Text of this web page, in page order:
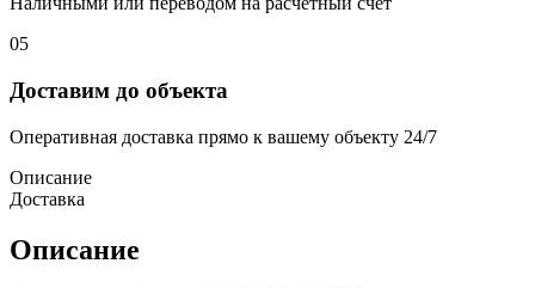
05
Доставим до объекта
Оперативная доставка прямо к вашему объекту 24/7
Описание
Доставка
Описание